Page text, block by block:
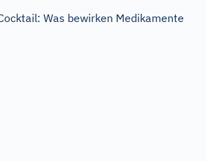
Was bewirken Medikamente